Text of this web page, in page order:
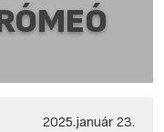
2025.január 23.